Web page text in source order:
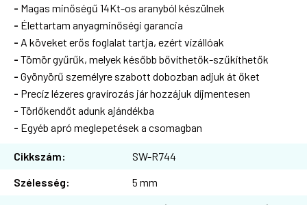
- Magas minőségű 14Kt-os aranyból készülnek
- Élettartam anyagminőségi garancia
- A köveket erős foglalat tartja, ezért vízállóak
- Tömör gyűrűk, melyek később bővíthetők-szűkíthetők
- Gyönyörű személyre szabott dobozban adjuk át őket
- Precíz lézeres gravírozás jár hozzájuk díjmentesen
- Törlőkendőt adunk ajándékba
- Egyéb apró meglepetések a csomagban
Cikkszám:
SW-R744
Szélesség:
5 mm